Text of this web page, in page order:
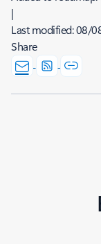
|
Last modified:08/
Share